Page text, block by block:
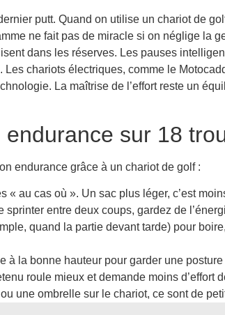
putt. Quand on utilise un chariot de
ne fait pas de miracle si on néglige la
dans les réserves. Les pauses
Les chariots électriques, comme le
La maîtrise de l’effort reste un
sur 18
endurance grâce à un chariot de golf :
« au cas où ». Un sac plus léger, c’est
sprinter entre deux coups, gardez de
quand la partie devant tarde) pour
à la bonne hauteur pour garder une
roule mieux et demande moins d’effort
une ombrelle sur le chariot, ce sont de